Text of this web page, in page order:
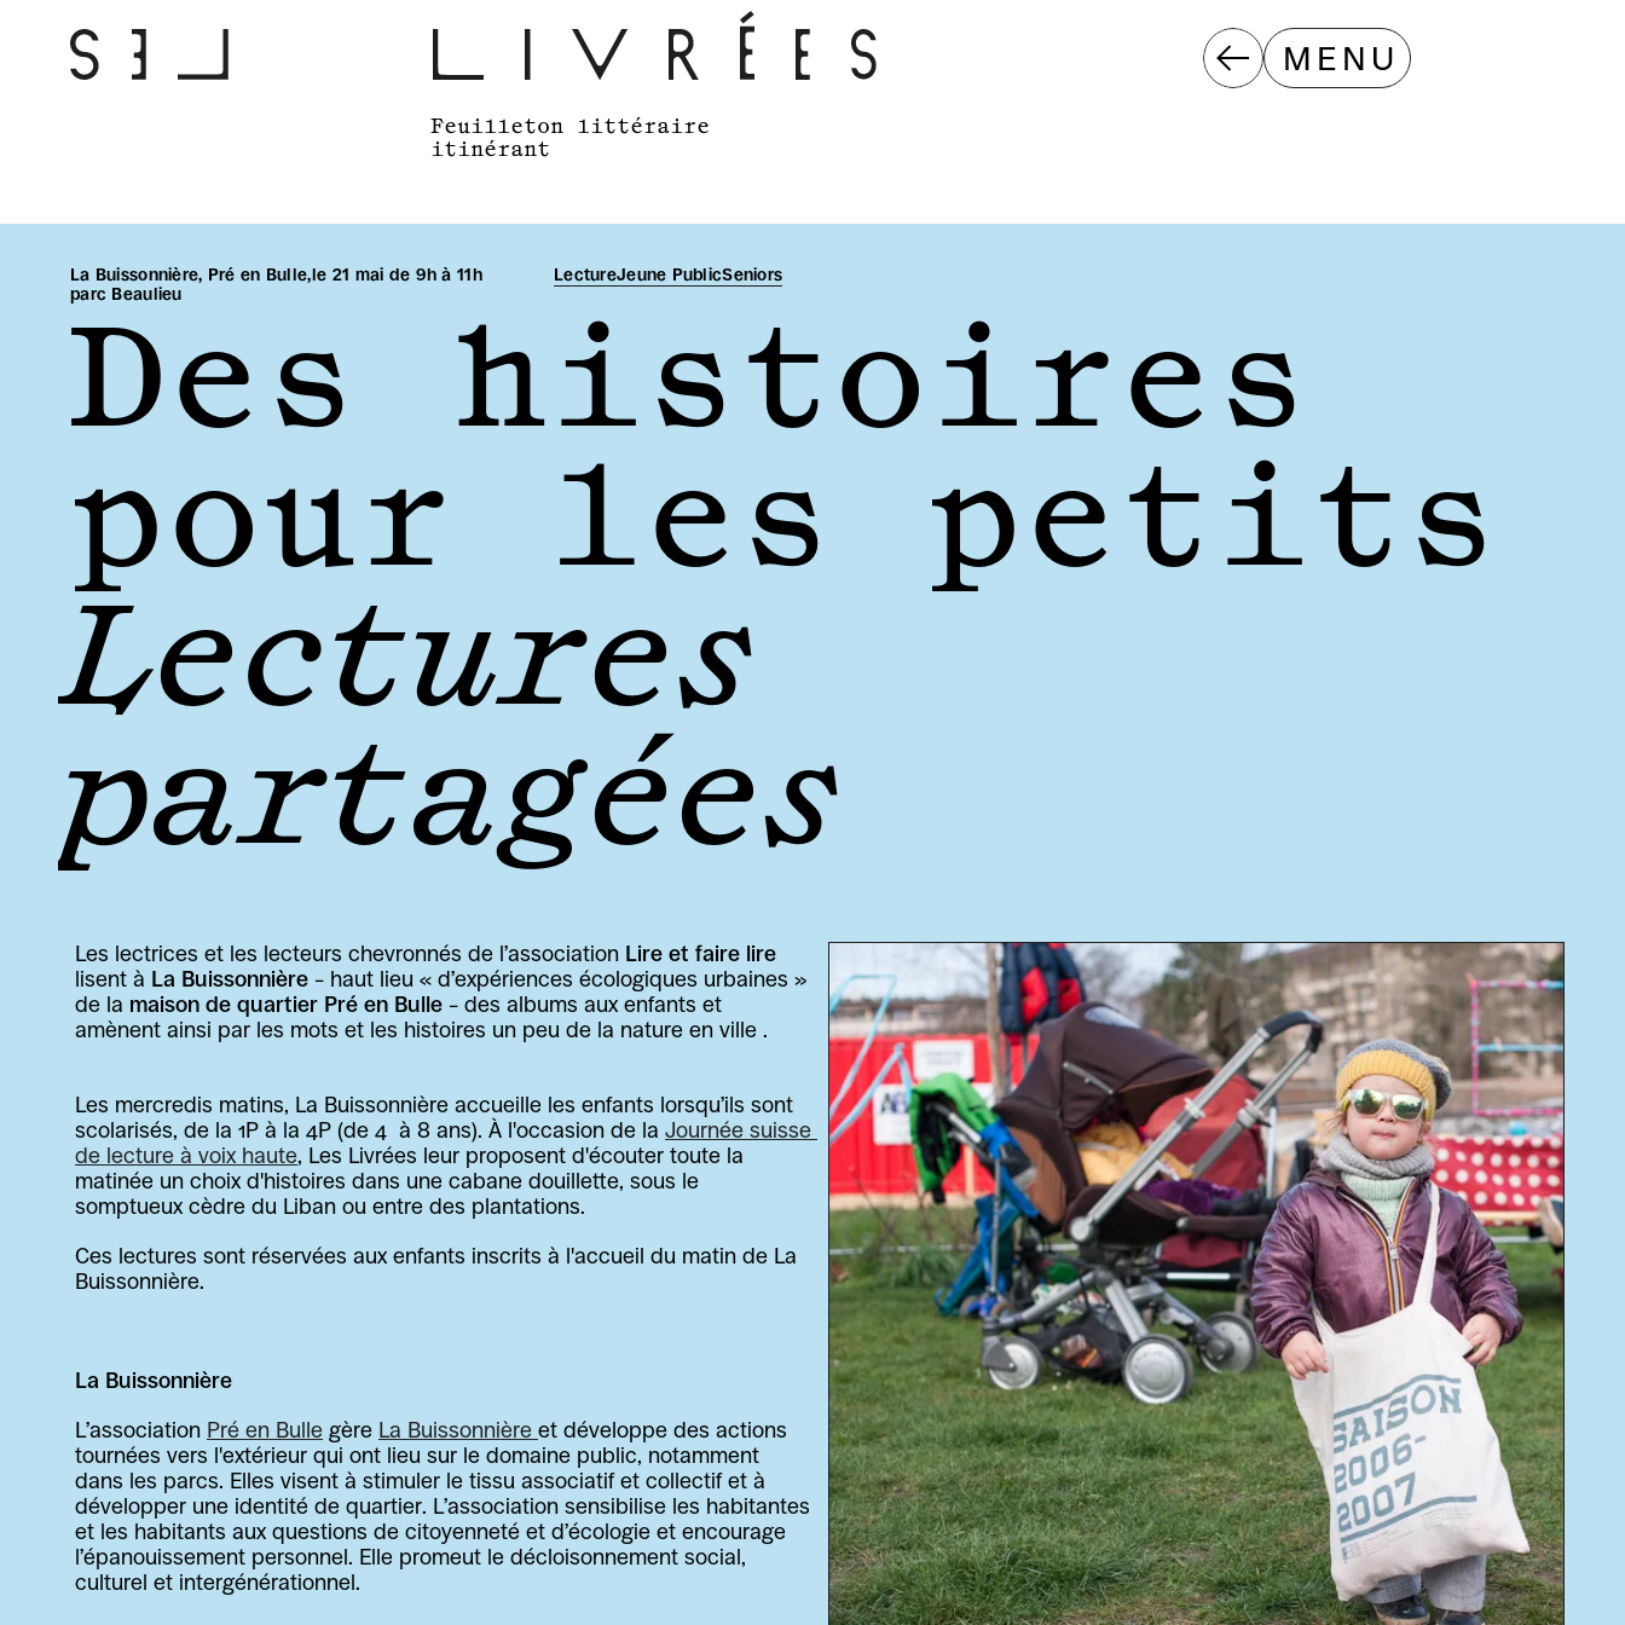
Feuilleton littéraire
itinérant
MENU
La Buissonnière, Pré en Bulle,
parc Beaulieu
le 21 mai de 9h à 11h LectureJeune PublicSeniors
Des histoires
pour les petits
Lectures
partagées
Les lectrices et les lecteurs chevronnés de l’association Lire et faire lire
lisent à La Buissonnière – haut lieu « d’expériences écologiques urbaines »
de la maison de quartier Pré en Bulle – des albums aux enfants et
amènent ainsi par les mots et les histoires un peu de la nature en ville .
Les mercredis matins, La Buissonnière accueille les enfants lorsqu’ils sont
scolarisés, de la 1P à la 4P (de 4  à 8 ans). À l'occasion de la Journée suisse
de lecture à voix haute, Les Livrées leur proposent d'écouter toute la
matinée un choix d'histoires dans une cabane douillette, sous le
somptueux cèdre du Liban ou entre des plantations.
Ces lectures sont réservées aux enfants inscrits à l'accueil du matin de La
Buissonnière.
La Buissonnière
L’association Pré en Bulle gère La Buissonnière et développe des actions
tournées vers l'extérieur qui ont lieu sur le domaine public, notamment
dans les parcs. Elles visent à stimuler le tissu associatif et collectif et à
développer une identité de quartier. L’association sensibilise les habitantes
et les habitants aux questions de citoyenneté et d’écologie et encourage
l’épanouissement personnel. Elle promeut le décloisonnement social,
culturel et intergénérationnel.